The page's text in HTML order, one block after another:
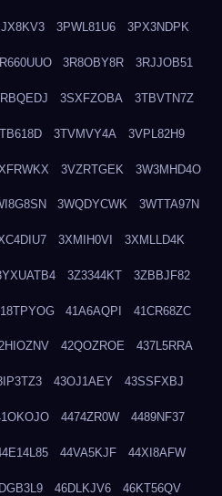
3PWL81U6 3PX3NDPK
3R8OBY8R 3RJJOB51
3SXFZOBA 3TBVTN7Z
3TVMVY4A 3VPL82H9
3VZRTGEK 3W3MHD4O
3WQDYCWK 3WTTA97N
3XMIH0VI 3XMLLD4K
3Z3344KT 3ZBBJF82
41A6AQPI 41CR68ZC
42QOZROE 437L5RRA
43OJ1AEY 43SSFXBJ
4474ZR0W 4489NF37
44VA5KJF 44XI8AFW
46DLKJV6 46KT56QV